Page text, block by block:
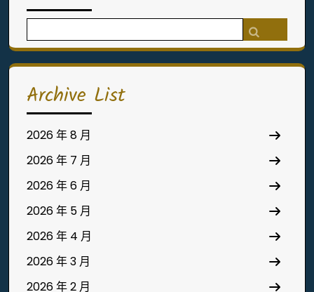
for:
Archive List
2026 年 8 月
2026 年 7 月
2026 年 6 月
2026 年 5 月
2026 年 4 月
2026 年 3 月
2026 年 2 月